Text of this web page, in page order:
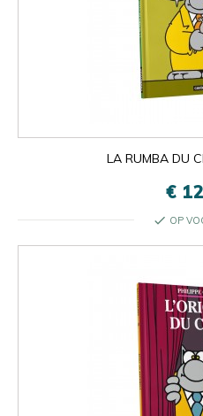
LA RUMBA DU
€
check OP
close
×
×